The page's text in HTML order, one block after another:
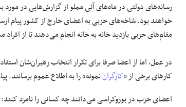
رسانه‌های دولتی در ماه‌های آتی مملو از گزارش‌هایی در
خواهند بود. شاخه‌های حزبی به اعضای خارج از کشور پیام
مقام‌های حزبی بازدید خانه به خانه انجام می‌دهند تا از
در عمل، اما از اعضا صرفا برای تکرار انتخاب رهبران‌شان
کار‌های برخی از «کارگراننمونه» را به اطلاع عموم برسانند.
اعضای حزب در بوروکراسی می‌دانند چه کسانی را نامزد